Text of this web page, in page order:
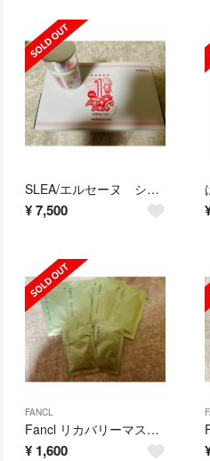
SLEA/エルセーヌ ショッキングショット
¥7,500
FANCL
Fancl リカバリーマスク＜医薬部外品＞
¥ 1,600